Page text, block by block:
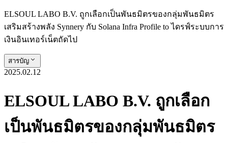
ELSOUL LABO B.V. ถูกเลือกเป็นพันธมิตรของกลุ่มพันธมิตร
เสริมสร้างพลัง Synnery กับ Solana Infra Profile to ไดรฟ์ระบบการ
เงินอินเทอร์เน็ตถัดไป
สารบัญ
2025.02.12
ELSOUL LABO B.V. ถูกเลือก
เป็นพันธมิตรของกลุ่มพันธมิตร